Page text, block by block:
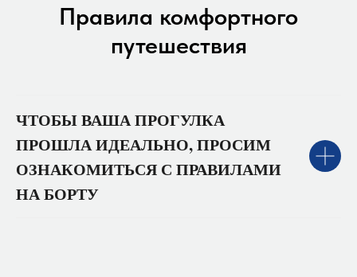
Правила комфортного
путешествия
ЧТОБЫ ВАША ПРОГУЛКА
ПРОШЛА ИДЕАЛЬНО, ПРОСИМ
ОЗНАКОМИТЬСЯ С ПРАВИЛАМИ
НА БОРТУ